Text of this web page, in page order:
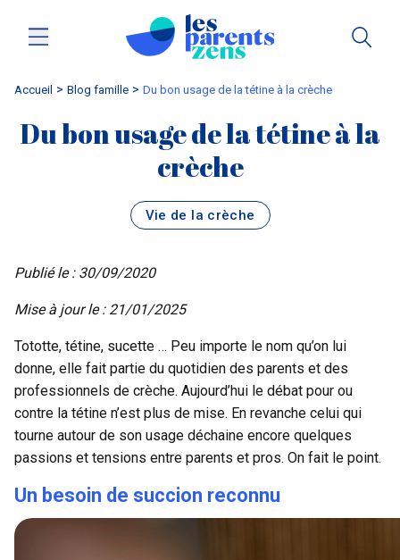
Accueil blog famille Du bon usage de la tétine à la crèche
Du bon usage de la tétine à la
crèche
Vie de la crèche
Publié le : 30/09/2020
Mise à jour le : 21/01/2025
Tototte, tétine, sucette … Peu importe le nom qu’on lui
donne, elle fait partie du quotidien des parents et des
professionnels de crèche. Aujourd’hui le débat pour ou
contre la tétine n’est plus de mise. En revanche celui qui
tourne autour de son usage déchaine encore quelques
passions et tensions entre parents et pros. On fait le point.
Un besoin de succion reconnu